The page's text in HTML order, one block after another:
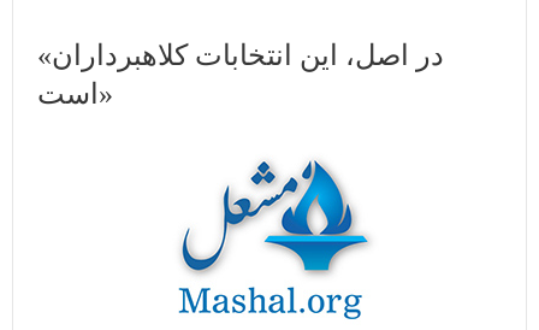
«در اصل، این انتخابات کلاهبرداران
است»